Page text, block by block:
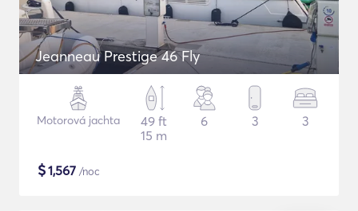
Jeanneau Prestige 46 Fly
Motorová jachta
49 ft
15 m
6 3 3
$1,567 /noc